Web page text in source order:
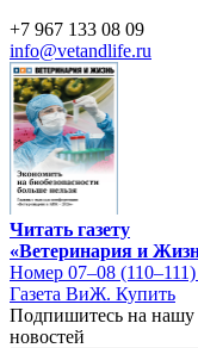
+7 967 133 08 09
info@vetandlife.ru
Читать газету
«Ветеринария и
Номер 07–08
Газета ВиЖ. Купить
Подпишитесь на нашу
новостей